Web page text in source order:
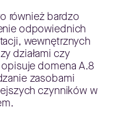
również bardzo
odpowiednich
wewnętrznych
działami czy
domena A.8
zasobami
czynników w